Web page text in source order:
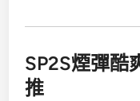
SP2S煙彈酷
推